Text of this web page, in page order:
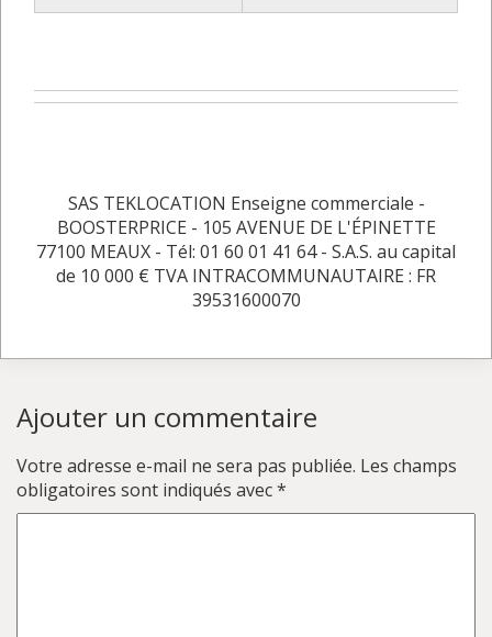
SAS TEKLOCATION Enseigne commerciale -
BOOSTERPRICE - 105 AVENUE DE L'ÉPINETTE
77100 MEAUX - Tél: 01 60 01 41 64 - S.A.S. au capital
de 10 000 € TVA INTRACOMMUNAUTAIRE : FR
39531600070
Ajouter un commentaire
Votre adresse e-mail ne sera pas publiée. Les champs
obligatoires sont indiqués avec*